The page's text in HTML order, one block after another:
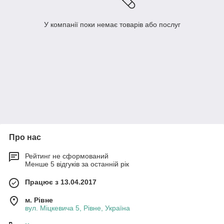
У компанії поки немає товарів або послуг
Про нас
Рейтинг не сформований
Менше 5 відгуків за останній рік
Працює з 13.04.2017
м. Рівне
вул. Міцкевича 5, Рівне, Україна